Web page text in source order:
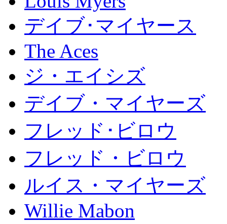
デイブ･マイヤース
The Aces
ジ・エイシズ
デイブ・マイヤーズ
フレッド･ビロウ
フレッド・ビロウ
ルイス・マイヤーズ
Willie Mabon